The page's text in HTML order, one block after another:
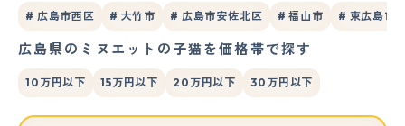
# 広島市西区 # 大竹市 # 広島市安佐北区 # 福山市 # 東広島市
広島県のミヌエットの子猫を価格帯で探す
10万円以下 15万円以下 20万円以下 30万円以下